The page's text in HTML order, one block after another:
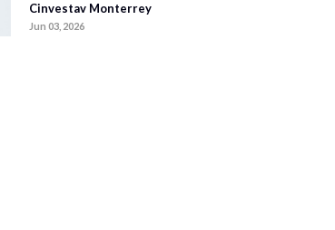
Cinvestav Monterrey
Jun 03, 2026